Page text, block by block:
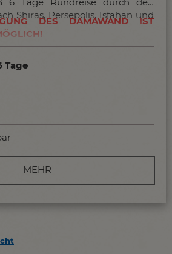
und Tipps zum Iran...
Shiras, Persepolis, Isfahan und
DES DAMAWAND IST
Tage
MEHR